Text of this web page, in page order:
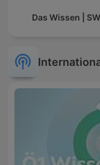
Das Wissen |